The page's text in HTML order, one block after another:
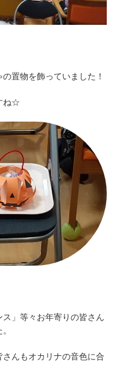
置物を飾っていました！
ね☆
」等々お年寄りの皆さん
んもオカリナの音色に合